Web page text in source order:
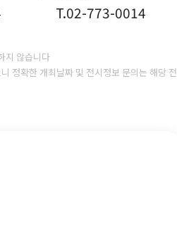
T.02-773-0014
지 않습니다
정확한 개최날짜 및 전시정보 문의는 해당 전